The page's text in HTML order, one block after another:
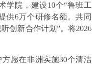
学院，建设10个“鲁班工
供6万个研修名额。共同
创新合作计划”。将2026
愿在非洲实施30个清洁